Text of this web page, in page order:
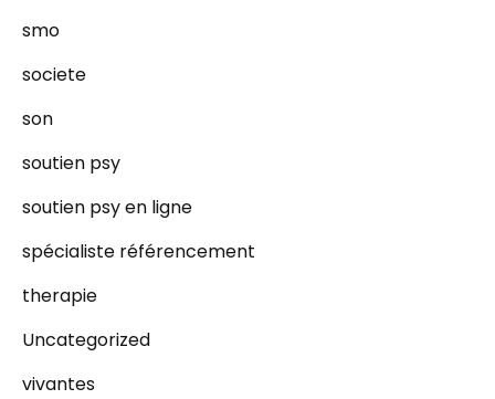
smo
societe
son
soutien psy
soutien psy en ligne
spécialiste référencement
therapie
Uncategorized
vivantes